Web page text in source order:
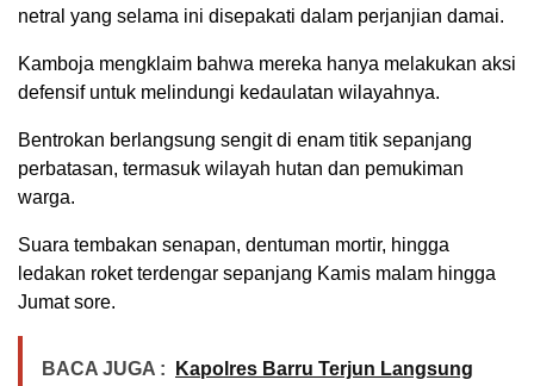
netral yang selama ini disepakati dalam perjanjian damai.
Kamboja mengklaim bahwa mereka hanya melakukan aksi
defensif untuk melindungi kedaulatan wilayahnya.
Bentrokan berlangsung sengit di enam titik sepanjang
perbatasan, termasuk wilayah hutan dan pemukiman
warga.
Suara tembakan senapan, dentuman mortir, hingga
ledakan roket terdengar sepanjang Kamis malam hingga
Jumat sore.
BACA JUGA :
Kapolres Barru Terjun Langsung